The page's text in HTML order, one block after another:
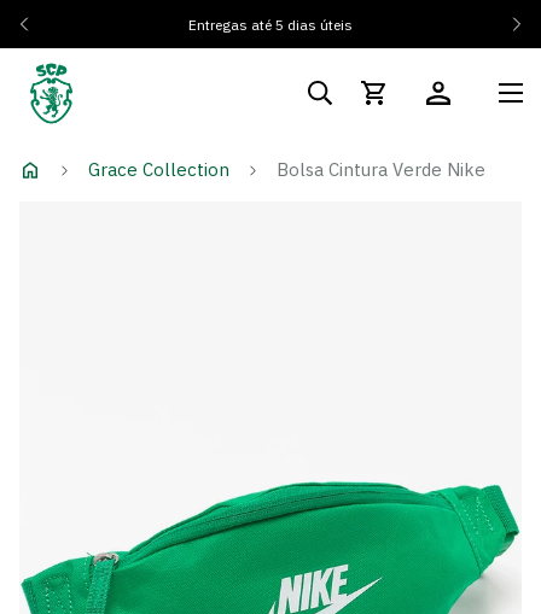
Entregas até 5 dias úteis
Grace Collection Bolsa Cintura Verde Nike